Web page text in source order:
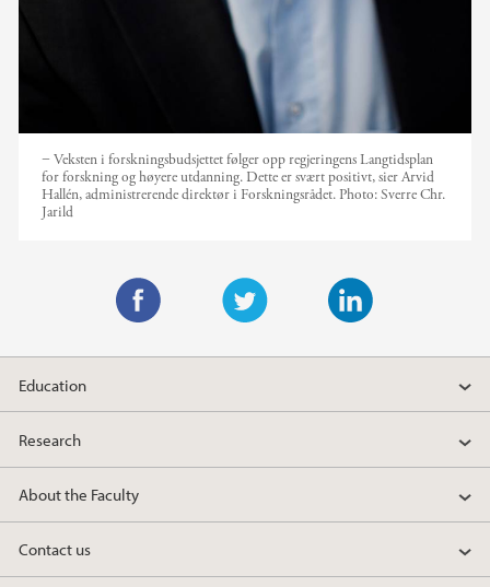
− Veksten i forskningsbudsjettet følger opp regjeringens Langtidsplan
for forskning og høyere utdanning. Dette er svært positivt, sier Arvid
Hallén, administrerende direktør i Forskningsrådet. Photo:Sverre Chr.
Jarild
w
t
e
i
k
d
n
a
e
o
o
k
Education
Research
About the Faculty
Contact us